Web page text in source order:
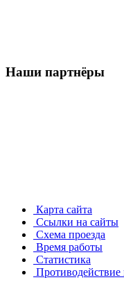
Наши партнёры
Карта сайта
Ссылки на сайты
Схема проезда
Время работы
Статистика
Противодействие